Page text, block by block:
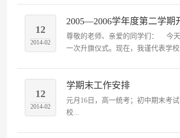
12
2014-02
2005—2006学年度第二学期
尊敬的老师、亲爱的同学们： 今天
一次升旗仪式。现在，我谨代表学
12
2014-02
学期末工作安排
元月16日，高一统考；初中期末考
校...